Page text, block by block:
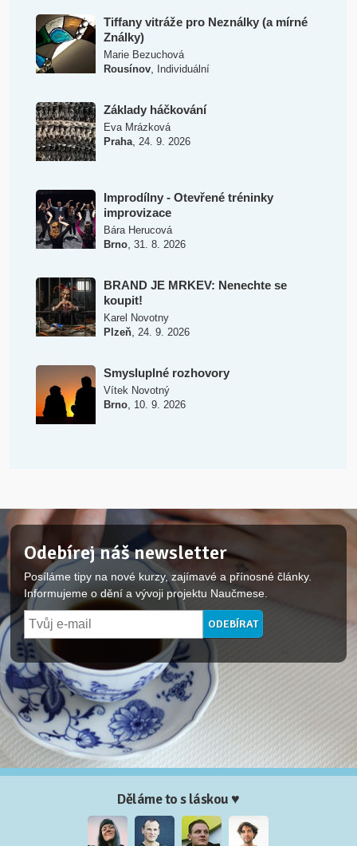
Tiffany vitráže pro Neználky (a mírné
Ználky)
Marie Bezuchová
Rousínov, Individuální
Základy háčkování
Eva Mrázková
Praha, 24. 9. 2026
Improdílny - Otevřené tréninky
improvizace
Bára Herucová
Brno, 31. 8. 2026
BRAND JE MRKEV: Nenechte se
koupit!
Karel Novotny
Plzeň, 24. 9. 2026
Smysluplné rozhovory
Vítek Novotný
Brno, 10. 9. 2026
Odebírej náš newsletter
Posíláme tipy na nové kurzy, zajímavé a přínosné články.
Informujeme o dění a vývoji projektu Naučmese.
Děláme to s láskou ♥